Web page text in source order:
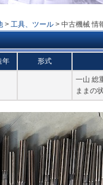
> 工具、ツール > 中古機械 情
年 形式
一山 総
ままの